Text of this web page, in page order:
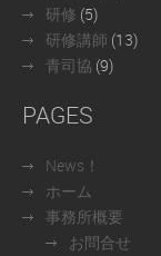
研修 (5)
研修講師 (13)
青司協 (9)
PAGES
News！
ホーム
事務所概要
お問合せ